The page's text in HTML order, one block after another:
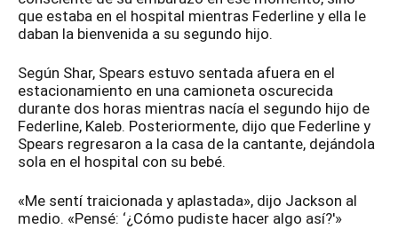
que estaba en el hospital mientras Federline y ella le
daban la bienvenida a su segundo hijo.
Según Shar, Spears estuvo sentada afuera en el
estacionamiento en una camioneta oscurecida
durante dos horas mientras nacía el segundo hijo de
Federline, Kaleb. Posteriormente, dijo que Federline y
Spears regresaron a la casa de la cantante, dejándola
sola en el hospital con su bebé.
«Me sentí traicionada y aplastada», dijo Jackson al
medio. «Pensé: ‘¿Cómo pudiste hacer algo así?'»